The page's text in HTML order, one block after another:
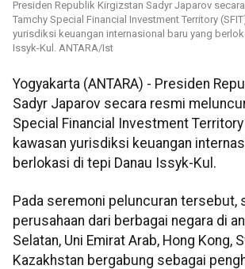
Presiden Republik Kirgizstan Sadyr Japarov
Tamchy Special Financial Investment Territory
yurisdiksi keuangan internasional baru yang
Issyk-Kul. ANTARA/Ist
Yogyakarta (ANTARA) - Presiden
Sadyr Japarov secara resmi
Special Financial Investment
kawasan yurisdiksi keuangan
berlokasi di tepi Danau Issyk-Kul.
Pada seremoni peluncuran tersebut,
perusahaan dari berbagai negara di
Selatan, Uni Emirat Arab, Hong Kong,
Kazakhstan bergabung sebagai